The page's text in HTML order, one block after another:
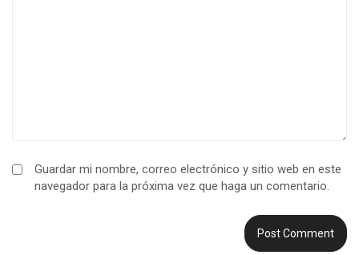
Guardar mi nombre, correo electrónico y sitio web en este
navegador para la próxima vez que haga un comentario.